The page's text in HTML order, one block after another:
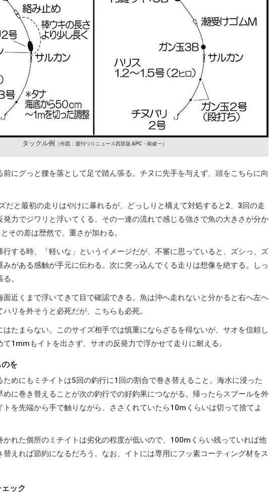
タックル例 （作図：週刊つりニュース西部版 APC・南健一）
にグっと腰を落として足で踏ん張る。チヌに先手を与えず、頭をこちらに向
だと最初の走りはやけに暴れるが、どっしりと構えて対処すると2、3回の走
発力でジワリと浮いてくる。その一連の流れで感じる強さで魚の大きさが分か
その差は歴然で、重さが加わる。
行する時、「軽いな」というイメージだが、不審に思っていると、ズシっ、ズ
みがある感触が手元に伝わる。次に突っ込んでくる走りは想像を絶する。しっ
。
面近くまで浮いてきて目で確認できる。魚は沖へ走れないと分かると右へ左へ
リを外そうと必死だが、こちらも必死。
はたまらない。このサイズ相手では慎重にならざるを得ないが、サオを信頼し
1mmもイトを出さず、サオの反発力で浮かせて走りに耐える。
を
ためにもミチイトは5回の釣行に1回の割合で巻き替えること。海水に浸った
めに巻き替えることが次の釣行での好釣果につながる。帰ったらスプールを外
トを先端から手で触りながら、ささくれていたら10mくらいは切って捨てよ
かれた個所のミチイトは劣化の程度が低いので、100mくらい残っていれば他
えれば節約になるだろう。なお、イトには専用にフッ素コーティング材をス
ック